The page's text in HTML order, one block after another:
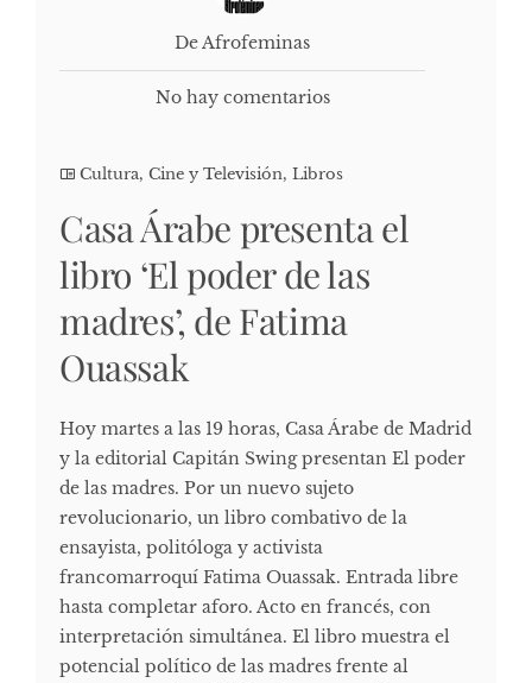
De Afrofeminas
No hay comentarios
Cultura, Cine y Televisión, Libros
Casa Árabe presenta el
libro ‘El poder de las
madres’, de Fatima
Ouassak
Hoy martes a las 19 horas, Casa Árabe de Madrid
y la editorial Capitán Swing presentan El poder
de las madres. Por un nuevo sujeto
revolucionario, un libro combativo de la
ensayista, politóloga y activista
francomarroquí Fatima Ouassak. Entrada libre
hasta completar aforo. Acto en francés, con
interpretación simultánea. El libro muestra el
potencial político de las madres frente al